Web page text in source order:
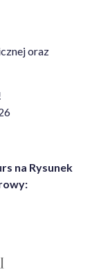
oraz
na Rysunek
: